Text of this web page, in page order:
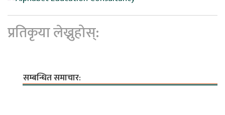
प्रतिकृया लेख्नुहोस्:
सम्बन्धित समाचार: